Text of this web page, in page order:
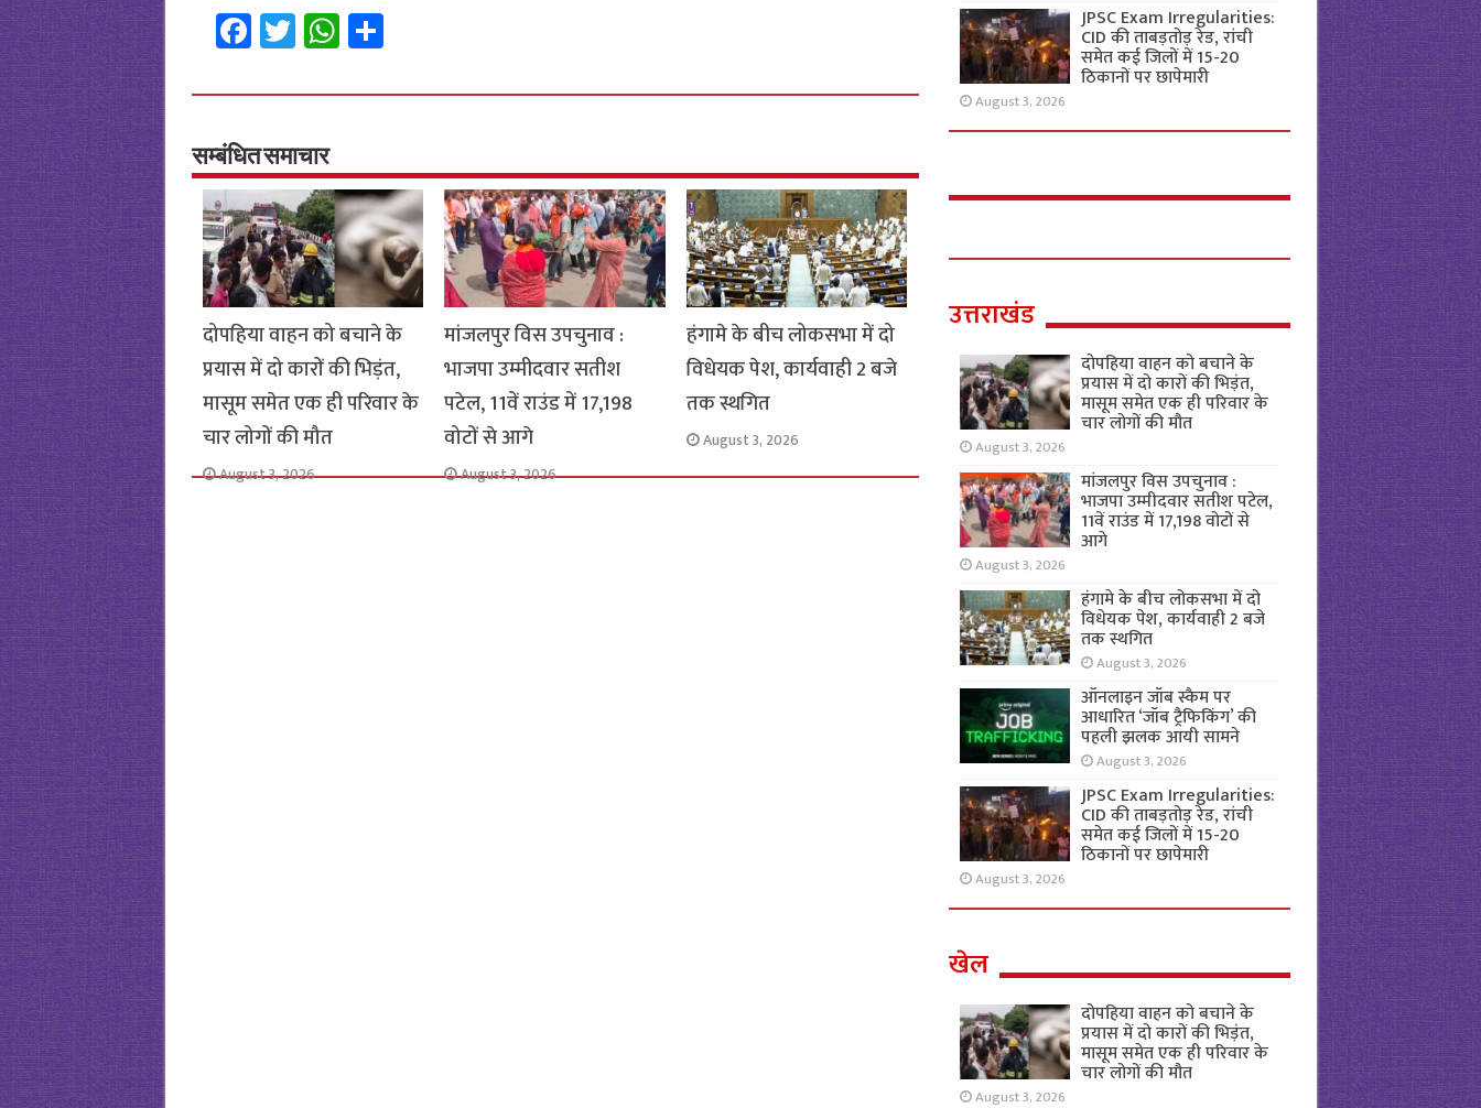
Fa
ce
b
o
o
k
T
wi
tt
er
W
h
at
p
p
S
h
ar
सम्बंधित समाचार
दोपहिया वाहन को बचाने के
प्रयास में दो कारों की भिड़ंत,
मासूम समेत एक ही परिवार के
चार लोगों की मौत
August 3, 2026
मांजलपुर विस उपचुनाव :
भाजपा उम्मीदवार सतीश
पटेल, 11वें राउंड में 17,198
वोटों से आगे
August 3, 2026
हंगामे के बीच लोकसभा में दो
विधेयक पेश, कार्यवाही 2 बजे
तक स्थगित
August 3, 2026
JPSC Exam Irregularities:
CID की ताबड़तोड़ रेड, रांची
समेत कई जिलों में 15-20
ठिकानों पर छापेमारी
August 3, 2026
उत्तराखंड
दोपहिया वाहन को बचाने के
प्रयास में दो कारों की भिड़ंत,
मासूम समेत एक ही परिवार के
चार लोगों की मौत
August 3, 2026
मांजलपुर विस उपचुनाव :
भाजपा उम्मीदवार सतीश पटेल,
11वें राउंड में 17,198 वोटों से
आगे
August 3, 2026
हंगामे के बीच लोकसभा में दो
विधेयक पेश, कार्यवाही 2 बजे
तक स्थगित
August 3, 2026
ऑनलाइन जॉब स्कैम पर
आधारित ‘जॉब ट्रैफिकिंग’ की
पहली झलक आयी सामने
August 3, 2026
JPSC Exam Irregularities:
CID की ताबड़तोड़ रेड, रांची
समेत कई जिलों में 15-20
ठिकानों पर छापेमारी
August 3, 2026
खेल
दोपहिया वाहन को बचाने के
प्रयास में दो कारों की भिड़ंत,
मासूम समेत एक ही परिवार के
चार लोगों की मौत
August 3, 2026